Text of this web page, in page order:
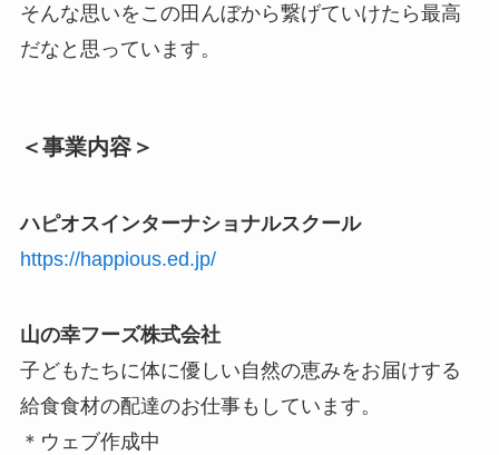
そんな思いをこの田んぼから繋げていけたら最高
だなと思っています。
＜事業内容＞
ハピオスインターナショナルスクール
https://happious.ed.jp/
山の幸フーズ株式会社
子どもたちに体に優しい自然の恵みをお届けする
給食食材の配達のお仕事もしています。
＊ウェブ作成中